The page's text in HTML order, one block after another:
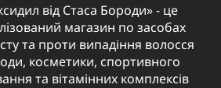
від Стаса Бороди» - це
магазин по засобах
та проти випадіння волосся
косметики, спортивного
та вітамінних комплексів